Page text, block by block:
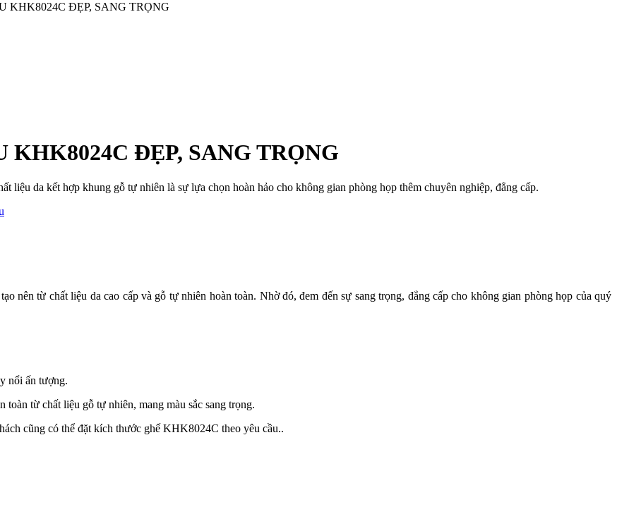
KHK8024C ĐẸP, SANG TRỌNG
ĐẸP, SANG TRỌNG
liệu da kết hợp khung gỗ tự nhiên là sự lựa chọn hoàn hảo cho không gian phòng họp thêm chuyên nghiệp, đẳng cấp.
nên từ chất liệu da cao cấp và gỗ tự nhiên hoàn toàn. Nhờ đó, đem đến sự sang trọng, đẳng cấp cho không gian phòng họp của quý
nổi ấn tượng.
từ chất liệu gỗ tự nhiên, mang màu sắc sang trọng.
cũng có thể đặt kích thước ghế KHK8024C theo yêu cầu..